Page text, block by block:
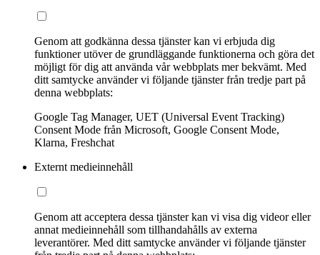
Genom att godkänna dessa tjänster kan vi erbjuda dig
funktioner utöver de grundläggande funktionerna och göra det
möjligt för dig att använda vår webbplats mer bekvämt. Med
ditt samtycke använder vi följande tjänster från tredje part på
denna webbplats:
Google Tag Manager, UET (Universal Event Tracking)
Consent Mode från Microsoft, Google Consent Mode,
Klarna, Freshchat
Externt medieinnehåll
Genom att acceptera dessa tjänster kan vi visa dig videor eller
annat medieinnehåll som tillhandahålls av externa
leverantörer. Med ditt samtycke använder vi följande tjänster